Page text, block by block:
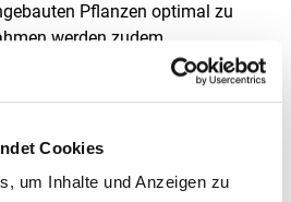
Cookies
um Inhalte und Anzeigen zu
Pflanzen optimal zu
werden zudem
diesjährigen Feldtag
energetische Verwertung zu
es, eine wirtschaftlich
zu fördern.